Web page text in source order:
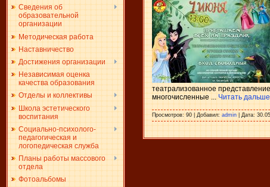
Сведения об
образовательной
организации
Методическая работа
Наставничество
Достижения организации
Независимая оценка
качества образования
Отделы и коллективы
Школа эстетического
воспитания
Социально-психолого-
педагогическая и
логопедическая служба
Планы работы массового
отдела
Фотоальбомы
театрализованное
многочисленные ... Читать
Просмотров: 90 Добавил: admin Дата: